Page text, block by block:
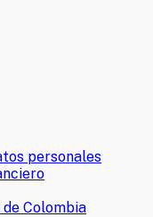
personales
Colombia